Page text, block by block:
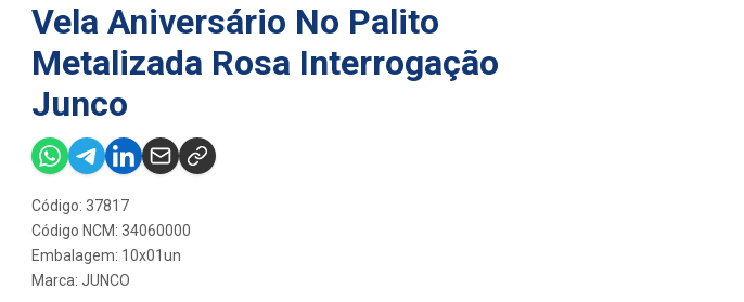
Vela Aniversário No Palito
Metalizada Rosa Interrogação
Junco
Código: 37817
Código NCM: 34060000
Embalagem: 10x01un
Marca: JUNCO